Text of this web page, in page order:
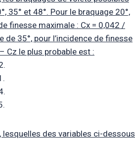
35° et 48°. Pour le braquage 20°,
finesse maximale : Cx = 0,042 /
de 35°, pour l’incidence de finesse
Cz le plus probable est :
lesquelles des variables ci-dessous